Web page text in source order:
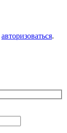
авторизоваться.